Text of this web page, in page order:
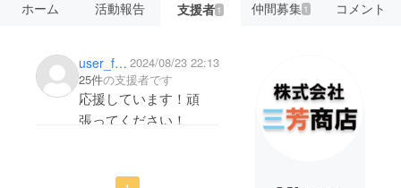
ホーム 活動報告 支援者 1 仲間募集 1 コメント
user_febd833e8f24 2024/08/23 22:13
25件の支援者です
応援しています！頑
張ってください！